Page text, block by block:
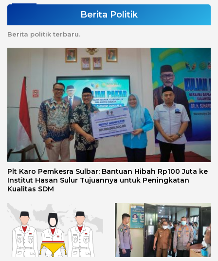
Berita Politik
Berita politik terbaru.
Plt Karo Pemkesra Sulbar: Bantuan Hibah Rp100 Juta ke
Institut Hasan Sulur Tujuannya untuk Peningkatan
Kualitas SDM